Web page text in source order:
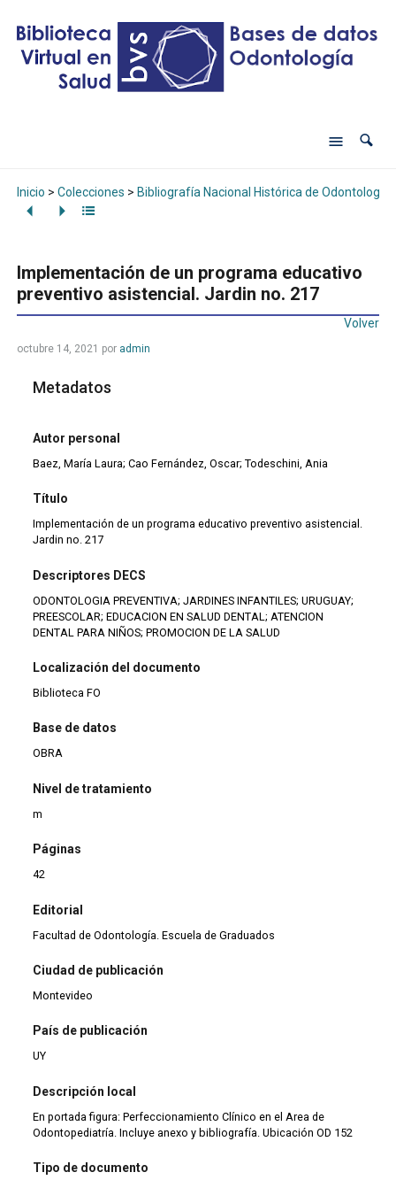
Inicio > Colecciones > Bibliografía Nacional Histórica de Odontología
Implementación de un programa educativo
preventivo asistencial. Jardin no. 217
Volver
octubre 14, 2021 por admin
Metadatos
Autor personal
Baez, María Laura; Cao Fernández, Oscar; Todeschini, Ania
Título
Implementación de un programa educativo preventivo asistencial.
Jardin no. 217
Descriptores DECS
ODONTOLOGIA PREVENTIVA; JARDINES INFANTILES; URUGUAY;
PREESCOLAR; EDUCACION EN SALUD DENTAL; ATENCION
DENTAL PARA NIÑOS; PROMOCION DE LA SALUD
Localización del documento
Biblioteca FO
Base de datos
OBRA
Nivel de tratamiento
m
Páginas
42
Editorial
Facultad de Odontología. Escuela de Graduados
Ciudad de publicación
Montevideo
País de publicación
UY
Descripción local
En portada figura: Perfeccionamiento Clínico en el Area de
Odontopediatría. Incluye anexo y bibliografía. Ubicación OD 152
Tipo de documento